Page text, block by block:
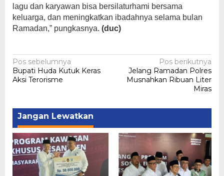
lagu dan karyawan bisa bersilaturhami bersama
keluarga, dan meningkatkan ibadahnya selama bulan
Ramadan,” pungkasnya. (duc)‎
Navigasi
pos
Pos sebelumnya
Bupati Huda Kutuk Keras
Aksi Terorisme
Pos berikutnya
Jelang Ramadan Polres
Musnahkan Ribuan Liter
Miras
Jangan Lewatkan